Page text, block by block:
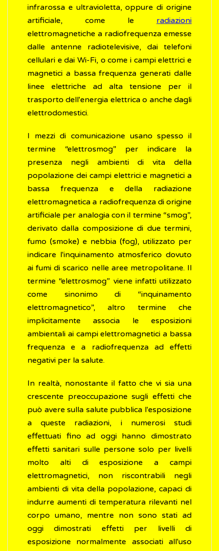
infrarossa e ultravioletta, oppure di origine
artificiale, come le radiazioni
elettromagnetiche a radiofrequenza emesse
dalle antenne radiotelevisive, dai telefoni
cellulari e dai Wi-Fi, o come i campi elettrici e
magnetici a bassa frequenza generati dalle
linee elettriche ad alta tensione per il
trasporto dell'energia elettrica o anche dagli
elettrodomestici.
I mezzi di comunicazione usano spesso il
termine “elettrosmog” per indicare la
presenza negli ambienti di vita della
popolazione dei campi elettrici e magnetici a
bassa frequenza e della radiazione
elettromagnetica a radiofrequenza di origine
artificiale per analogia con il termine “smog”,
derivato dalla composizione di due termini,
fumo (smoke) e nebbia (fog), utilizzato per
indicare l'inquinamento atmosferico dovuto
ai fumi di scarico nelle aree metropolitane. Il
termine “elettrosmog” viene infatti utilizzato
come sinonimo di “inquinamento
elettromagnetico”, altro termine che
implicitamente associa le esposizioni
ambientali ai campi elettromagnetici a bassa
frequenza e a radiofrequenza ad effetti
negativi per la salute.
In realtà, nonostante il fatto che vi sia una
crescente preoccupazione sugli effetti che
può avere sulla salute pubblica l'esposizione
a queste radiazioni, i numerosi studi
effettuati fino ad oggi hanno dimostrato
effetti sanitari sulle persone solo per livelli
molto alti di esposizione a campi
elettromagnetici, non riscontrabili negli
ambienti di vita della popolazione, capaci di
indurre aumenti di temperatura rilevanti nel
corpo umano, mentre non sono stati ad
oggi dimostrati effetti per livelli di
esposizione normalmente associati all'uso